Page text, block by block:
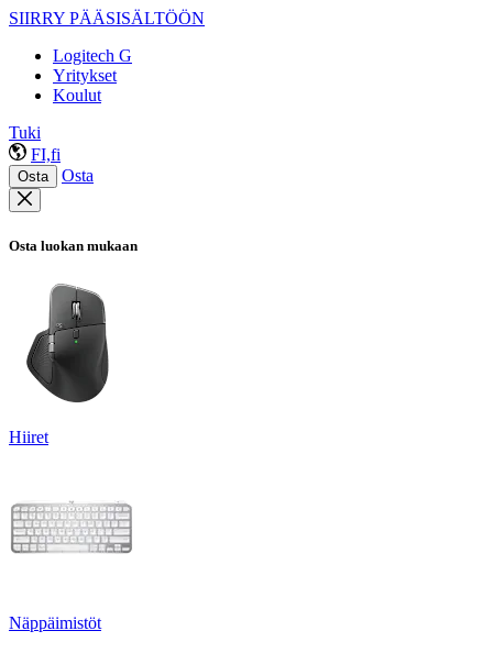
SIIRRY PÄÄSISÄLTÖÖN
Logitech G
Yritykset
Koulut
Tuki
FI,fi
Osta Osta
Osta luokan mukaan
Hiiret
Näppäimistöt